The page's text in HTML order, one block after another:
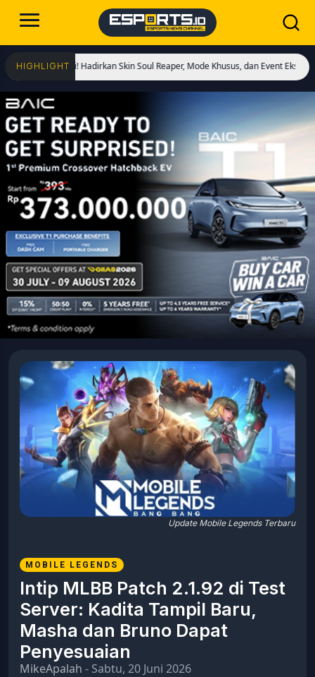
HIGHLIGHT
Hadirkan Skin Soul Reaper, Mode Khusus, dan Event Eksklusif!
Update Mobile Legends Terbaru
MOBILE LEGENDS
Intip MLBB Patch 2.1.92 di Test
Server: Kadita Tampil Baru,
Masha dan Bruno Dapat
Penyesuaian
MikeApalah - Sabtu, 20 Juni 2026